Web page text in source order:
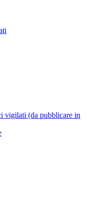
vigilati (da pubblicare in